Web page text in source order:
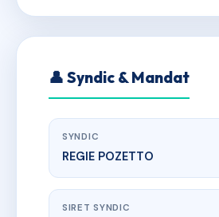
👤 Syndic & Mandat
SYNDIC
REGIE POZETTO
SIRET SYNDIC